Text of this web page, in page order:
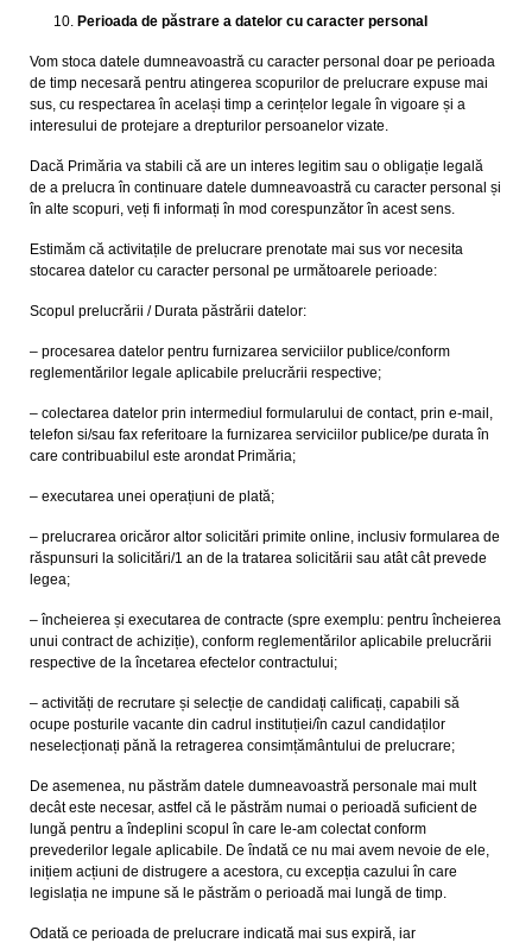
Perioada de păstrare a datelor cu caracter personal
Vom stoca datele dumneavoastră cu caracter personal doar pe perioada
de timp necesară pentru atingerea scopurilor de prelucrare expuse mai
sus, cu respectarea în același timp a cerințelor legale în vigoare și a
interesului de protejare a drepturilor persoanelor vizate.
Dacă Primăria va stabili că are un interes legitim sau o obligație legală
de a prelucra în continuare datele dumneavoastră cu caracter personal și
în alte scopuri, veți fi informați în mod corespunzător în acest sens.
Estimăm că activitațile de prelucrare prenotate mai sus vor necesita
stocarea datelor cu caracter personal pe următoarele perioade:
Scopul prelucrării / Durata păstrării datelor:
– procesarea datelor pentru furnizarea serviciilor publice/conform
reglementărilor legale aplicabile prelucrării respective;
– colectarea datelor prin intermediul formularului de contact, prin e-mail,
telefon si/sau fax referitoare la furnizarea serviciilor publice/pe durata în
care contribuabilul este arondat Primăria;
– executarea unei operațiuni de plată;
– prelucrarea oricăror altor solicitări primite online, inclusiv formularea de
răspunsuri la solicitări/1 an de la tratarea solicitării sau atât cât prevede
legea;
– încheierea și executarea de contracte (spre exemplu: pentru încheierea
unui contract de achiziție), conform reglementărilor aplicabile prelucrării
respective de la încetarea efectelor contractului;
– activități de recrutare și selecție de candidați calificați, capabili să
ocupe posturile vacante din cadrul instituției/în cazul candidaților
neselecționați pănă la retragerea consimțământului de prelucrare;
De asemenea, nu păstrăm datele dumneavoastră personale mai mult
decât este necesar, astfel că le păstrăm numai o perioadă suficient de
lungă pentru a îndeplini scopul în care le-am colectat conform
prevederilor legale aplicabile. De îndată ce nu mai avem nevoie de ele,
inițiem acțiuni de distrugere a acestora, cu excepția cazului în care
legislația ne impune să le păstrăm o perioadă mai lungă de timp.
Odată ce perioada de prelucrare indicată mai sus expiră, iar